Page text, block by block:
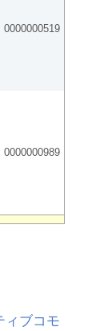
0000000519
0000000989
ィブコモ